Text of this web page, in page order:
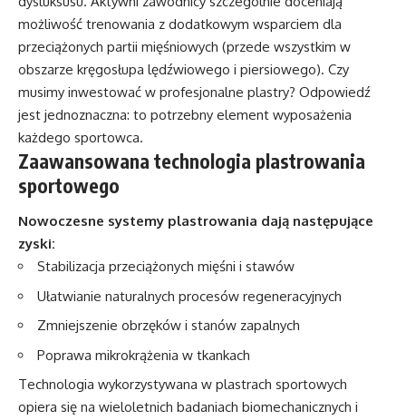
możliwość trenowania z dodatkowym wsparciem dla
przeciążonych partii mięśniowych (przede wszystkim w
obszarze kręgosłupa lędźwiowego i piersiowego). Czy
musimy inwestować w profesjonalne plastry? Odpowiedź
jest jednoznaczna: to potrzebny element wyposażenia
każdego sportowca.
Zaawansowana technologia plastrowania
sportowego
Nowoczesne systemy plastrowania dają następujące
zyski:
Stabilizacja przeciążonych mięśni i stawów
Ułatwianie naturalnych procesów regeneracyjnych
Zmniejszenie obrzęków i stanów zapalnych
Poprawa mikrokrążenia w tkankach
Technologia wykorzystywana w plastrach sportowych
opiera się na wieloletnich badaniach biomechanicznych i